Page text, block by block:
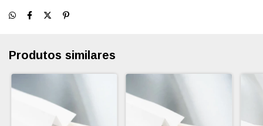
Produtos similares